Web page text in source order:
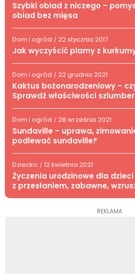
Szybki obiad z niczego –
obiad bez mięsa
Dom i ogród / 22 stycznia 2017
Jak wyczyścić plamy z
Dom i ogród / 22 grudnia 2021
Kaktus bożonarodzeniowy –
Sprawdź właściwości
Dom i ogród / 28 września 2021
Sundaville – uprawa,
podlewać sundaville?
Dziecko / 12 kwietnia 2021
Życzenia urodzinowe dla
z przesłaniem, zabawne,
REKLAMA